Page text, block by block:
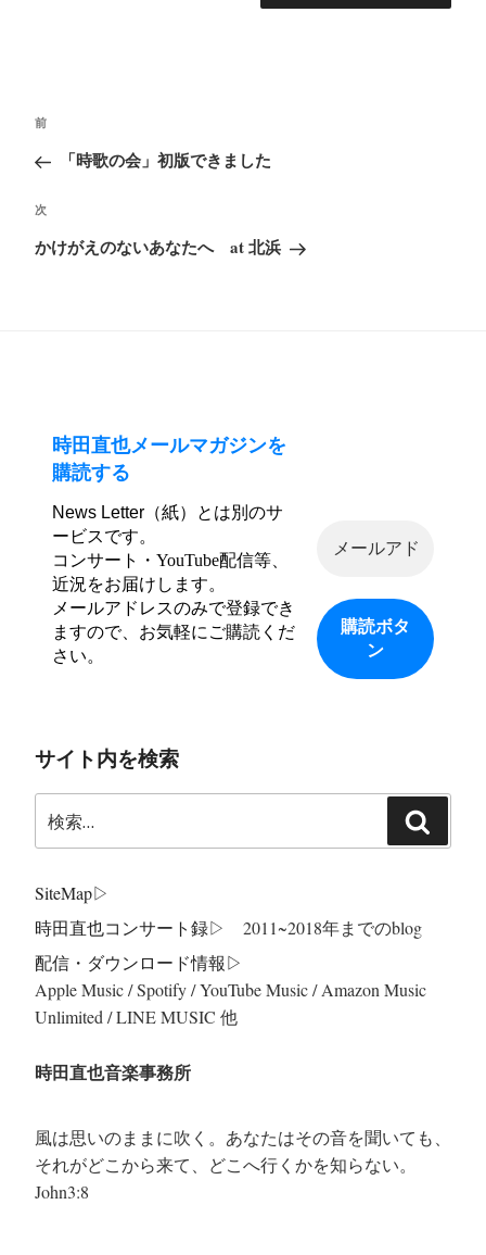
投
ナ
ビ
ゲ
ー
前
の
稿
前
「時歌の会」初版できました
次
の
次
かけがえのないあなたへ at 北浜
時田直也メールマガジンを
購読する
News Letter（紙）とは別のサ
ービスです。
コンサート・YouTube配信等、
近況をお届けします。
メールアドレスのみで登録でき
ますので、お気軽にご購読くだ
さい。
サイト内を検索
索:
索
SiteMap▷
時田直也コンサート録▷ 2011~2018年までのblog
配信・ダウンロード情報▷
Apple Music / Spotify / YouTube Music / Amazon Music
Unlimited / LINE MUSIC 他
時田直也音楽事務所
風は思いのままに吹く。あなたはその音を聞いても、
それがどこから来て、どこへ行くかを知らない。
John3:8